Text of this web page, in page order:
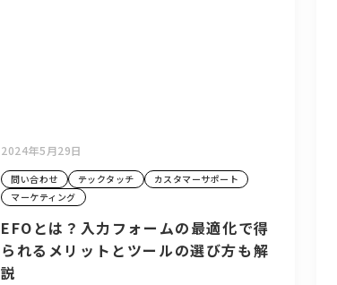
2024年5月29日
問い合わせ テックタッチ
カスタマーサポート
マーケティング
EFOとは？入力フォームの最適化で得
られるメリットとツールの選び方も解
説